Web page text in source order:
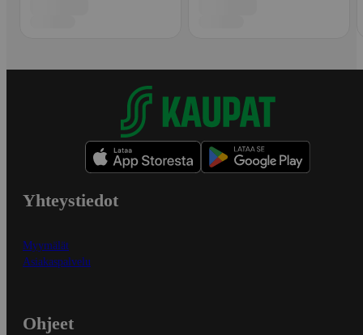
Yhteystiedot
Myymälät
Asiakaspalvelu
Ohjeet